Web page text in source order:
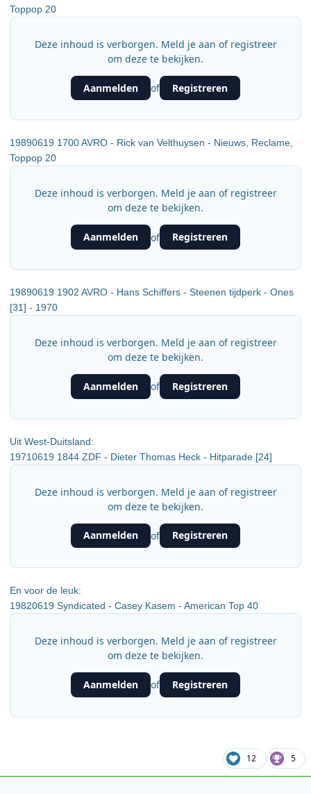
Toppop 20
Deze inhoud is verborgen. Meld je aan of registreer
om deze te bekijken.
Aanmelden of Registreren
19890619 1700 AVRO - Rick van Velthuysen - Nieuws, Reclame,
Toppop 20
Deze inhoud is verborgen. Meld je aan of registreer
om deze te bekijken.
Aanmelden of Registreren
19890619 1902 AVRO - Hans Schiffers - Steenen tijdperk - Ones
[31] - 1970
Deze inhoud is verborgen. Meld je aan of registreer
om deze te bekijken.
Aanmelden of Registreren
Uit West-Duitsland:
19710619 1844 ZDF - Dieter Thomas Heck - Hitparade [24]
Deze inhoud is verborgen. Meld je aan of registreer
om deze te bekijken.
Aanmelden of Registreren
En voor de leuk:
19820619 Syndicated - Casey Kasem - American Top 40
Deze inhoud is verborgen. Meld je aan of registreer
om deze te bekijken.
Aanmelden of Registreren
12 5